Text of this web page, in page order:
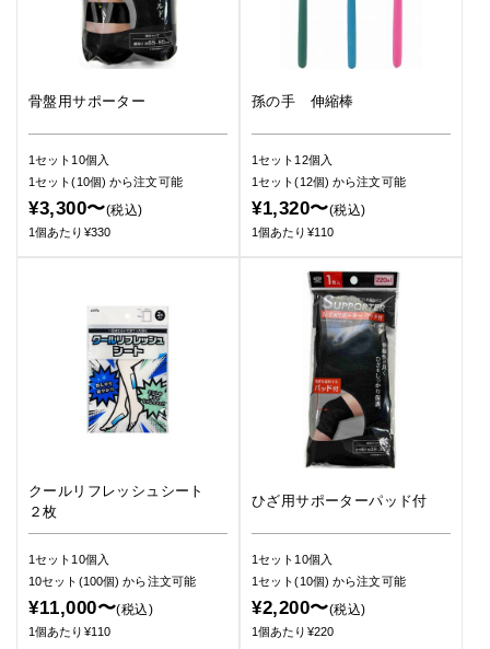
骨盤用サポーター
1セット10個入
1セット(10個)から注文可能
¥3,300〜(税込)
1個あたり¥330
孫の手 伸縮棒
1セット12個入
1セット(12個)から注文可能
¥1,320〜(税込)
1個あたり¥110
クールリフレッシュシート
２枚
1セット10個入
10セット(100個)から注文可能
¥11,000〜(税込)
1個あたり¥110
ひざ用サポーターパッド付
1セット10個入
1セット(10個)から注文可能
¥2,200〜(税込)
1個あたり¥220